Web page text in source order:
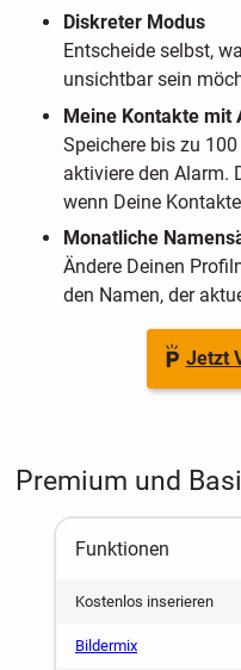
Diskreter Modus
Entscheide selbst,
unsichtbar sein
Meine Kontakte mit
Speichere bis zu
aktiviere den Alarm.
wenn Deine
Monatliche
Ändere Deinen
den Namen, der
Jetzt
Premium und
Funktionen
Kostenlos inserieren
Bildermix